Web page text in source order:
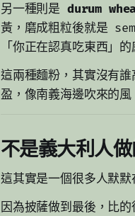
另一種則是 durum
黃，磨成粗粒後就是
「你正在認真吃東西」
這兩種麵粉，其實沒有
盈，像南義海邊吹來的
不是義大利人
這其實是一個很多人默
因為披薩做到最後，比